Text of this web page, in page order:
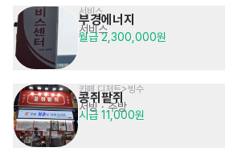
서비스
부경에너지
서비스
월급 2,300,000원
카페,디저트>빙수
콩쥐팥쥐
서빙· 주방
시급 11,000원